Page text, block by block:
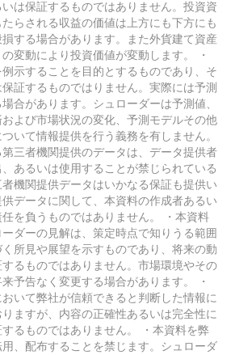
は保証するものではありません。投資資
らされる収益の価値は上方にも下方にも
する場合があります。また外貨建て資産
変動により投資価値が変動します。 ・
示することを目的とするものであり、そ
証するものではりません。実際には予測
合があります。シュローダーは予測値、
よび市場状況の変化、予測モデルその他
いて情報提供を行う義務を有しません。
第三者機関提供のデータは、データ提供者
あるいは使用することが禁じられている
機関提供データはいかなる保証も提供い
データに関して、本資料の作成者あるい
を負うものではありません。 ・本資料
ダーの見解は、策定時点で知りうる範囲
所見や展望を示すものであり、将来の動
るものではありません。市場環境やその
予告なく変更する場合があります。 ・
いて弊社が信頼できると判断した情報に
ますが、内容の正確性あるいは完全性に
るものではありません。 ・本資料を弊
、配布することを禁じます。シュローダ